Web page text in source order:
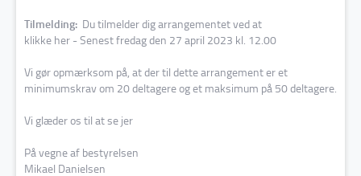
Tilmelding: Du tilmelder dig arrangementet ved at
klikke her - Senest fredag den 27 april 2023 kl. 12.00
Vi gør opmærksom på, at der til dette arrangement er et
minimumskrav om 20 deltagere og et maksimum på 50 deltagere.
Vi glæder os til at se jer
På vegne af bestyrelsen
Mikael Danielsen